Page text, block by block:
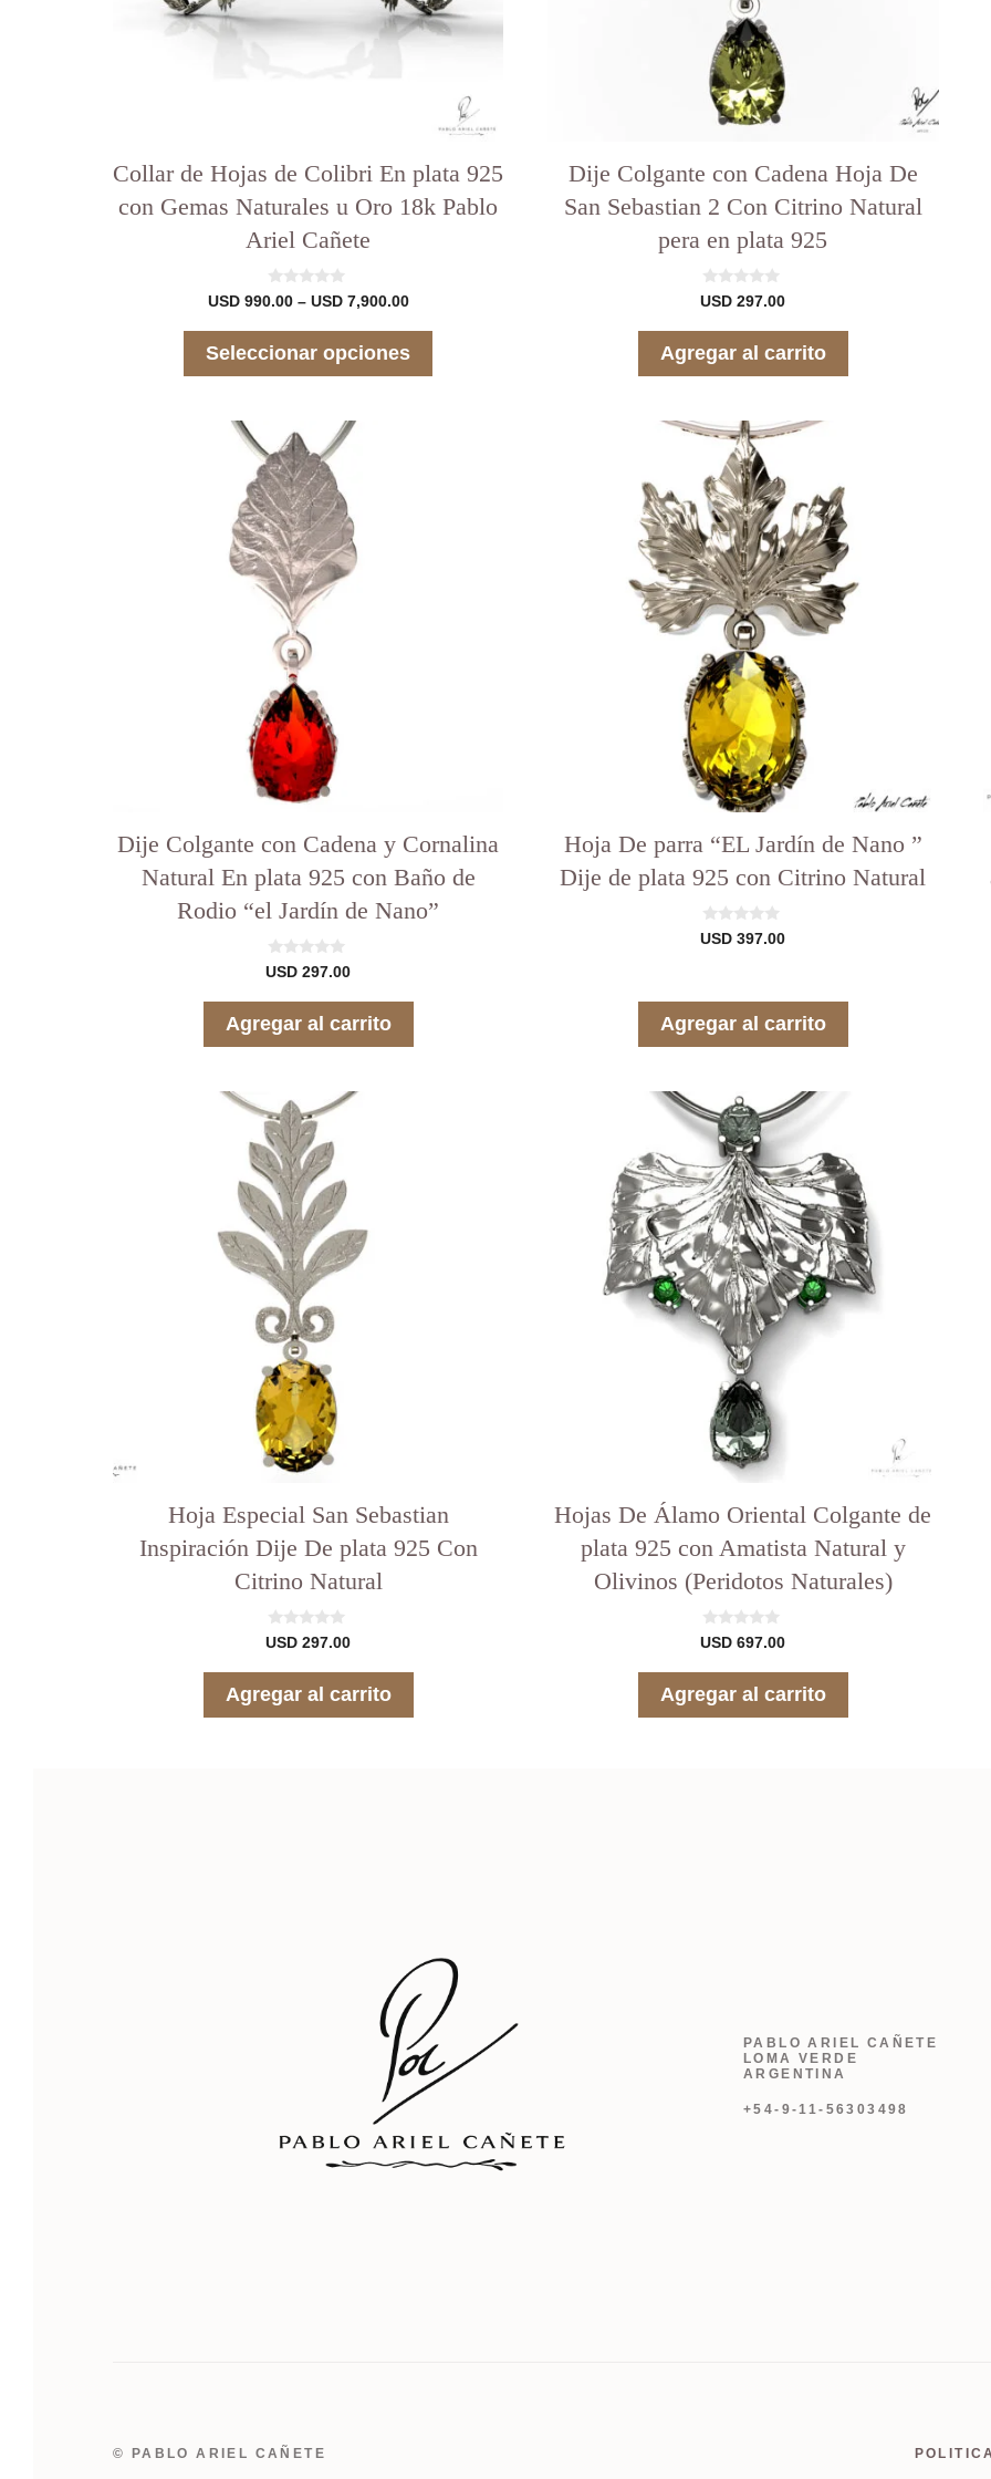
Collar de Hojas de Colibri En plata 925
con Gemas Naturales u Oro 18k Pablo
Ariel Cañete
0
d
USD990.00 – USD7,900.00Rango
precios:
desde
Seleccionar opciones
página
Dije Colgante con Cadena Hoja De
San Sebastian 2 Con Citrino Natural
pera en plata 925
0
d
USD 297.00
Agregar al carrito
Dije Colgante con Cadena y Cornalina
Natural En plata 925 con Baño de
Rodio “el Jardín de Nano”
0
d
USD 297.00
Agregar al carrito
Hoja De parra “EL Jardín de Nano ”
Dije de plata 925 con Citrino Natural
0
d
USD 397.00
Agregar al carrito
Hoja Especial San Sebastian
Inspiración Dije De plata 925 Con
Citrino Natural
0
d
USD 297.00
Agregar al carrito
Hojas De Álamo Oriental Colgante de
plata 925 con Amatista Natural y
Olivinos (Peridotos Naturales)
0
d
USD 697.00
Agregar al carrito
PABLO ARIEL CAÑETE
LOMA VERDE
ARGENTINA
+54-9-11-56303498
© PABLO ARIEL CAÑETE